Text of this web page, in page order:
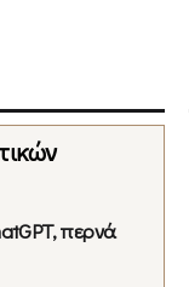
περνά